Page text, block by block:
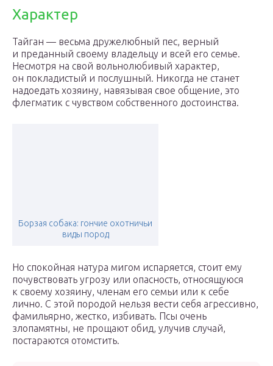
Характер
Тайган — весьма дружелюбный пес, верный
и преданный своему владельцу и всей его семье.
Несмотря на свой вольнолюбивый характер,
он покладистый и послушный. Никогда не станет
надоедать хозяину, навязывая свое общение, это
флегматик с чувством собственного достоинства.
Борзая собака: гончие охотничьи
виды пород
Но спокойная натура мигом испаряется, стоит ему
почувствовать угрозу или опасность, относящуюся
к своему хозяину, членам его семьи или к себе
лично. С этой породой нельзя вести себя агрессивно,
фамильярно, жестко, избивать. Псы очень
злопамятны, не прощают обид, улучив случай,
постараются отомстить.